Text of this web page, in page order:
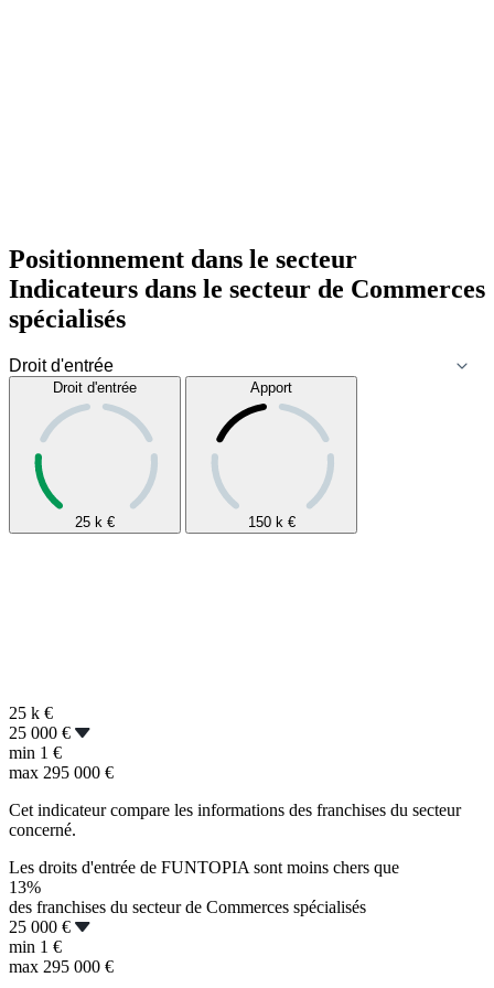
Positionnement dans le secteur
Indicateurs dans le secteur de Commerces
spécialisés
Droit d'entrée
25 k €
Apport
150 k €
25 k €
25 000 €
min 1 €
max 295 000 €
Cet indicateur compare les informations des franchises du secteur
concerné.
Les droits d'entrée de FUNTOPIA sont moins chers que
13%
des franchises du secteur de Commerces spécialisés
25 000 €
min 1 €
max 295 000 €